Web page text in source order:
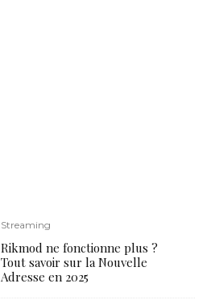
Streaming
Rikmod ne fonctionne plus ?
Tout savoir sur la Nouvelle
Adresse en 2025